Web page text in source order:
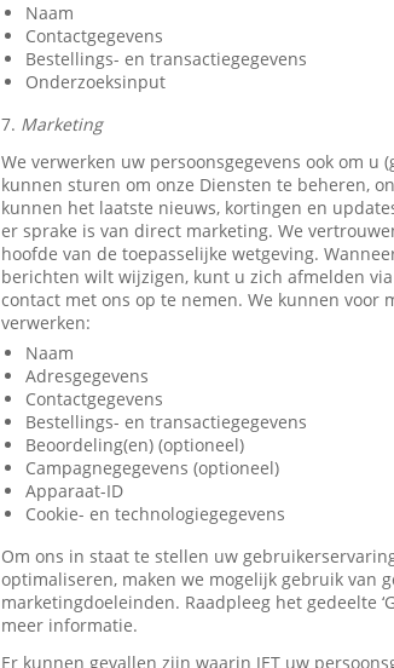
Naam
Contactgegevens
Bestellings- en transactiegegevens
Onderzoeksinput
7. Marketing
We verwerken uw persoonsgegevens ook om
kunnen sturen om onze Diensten te beheren,
kunnen het laatste nieuws, kortingen en
er sprake is van direct marketing. We
hoofde van de toepasselijke wetgeving.
berichten wilt wijzigen, kunt u zich afmelden
contact met ons op te nemen. We kunnen voor
verwerken:
Naam
Adresgegevens
Contactgegevens
Bestellings- en transactiegegevens
Beoordeling(en) (optioneel)
Campagnegegevens (optioneel)
Apparaat-ID
Cookie- en technologiegegevens
Om ons in staat te stellen uw
optimaliseren, maken we mogelijk gebruik van
marketingdoeleinden. Raadpleeg het gedeelte
meer informatie.
Er kunnen gevallen zijn waarin JET uw